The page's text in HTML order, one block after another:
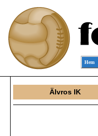
Hem
Älvros IK